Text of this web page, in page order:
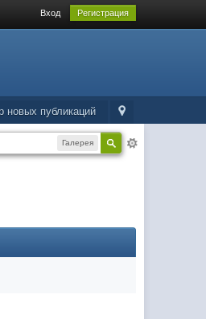
Вход Регистрация
новых публикаций
Галерея